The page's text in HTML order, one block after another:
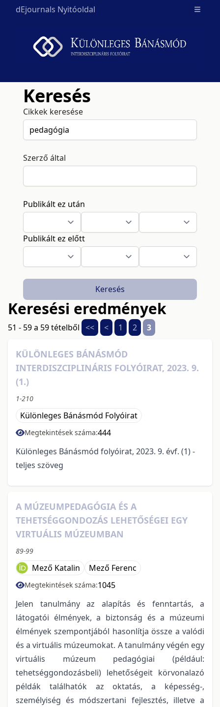
dEjournals Nyitóoldal Open
Keresés
Cikkek keresése
Szerző által
Publikált ez után
Publikált ez előtt
Keresés
Keresési eredmények
51 - 59 a 59 tételből << < 1 2 3
KÜLÖNLEGES BÁNÁSMÓD
INTERDISZCIPLINÁRIS FOLYÓIRAT, 2023. 9.
(1.)
1-210
Különleges Bánásmód Folyóirat
Megtekintések száma:444
Különleges Bánásmód folyóirat, 2023. 9. évf. (1) -
teljes szöveg
A MÚZEUMPEDAGÓGIA ÉS A
TEHETSÉGGONDOZÁS LEHETŐSÉGEI EGY
VIRTUÁLIS MÚZEUMBAN
89-99
Mező Katalin Mező Ferenc
Megtekintések száma:1045
Jelen tanulmány az alapítás és fenntartás, a
látogatói élmények, a biztonság és a múzeumi
élmények szempontjából hasonlítja össze a valódi
és a virtuális múzeumokat. A tanulmány végén egy
virtuális múzeum pedagógiai (például:
tehetséggondozásbeli) lehetőségeit körvonalazó
példák találhatók az oktatás, a képesség-,
személyiség és módszertani fejlesztés, illetve a